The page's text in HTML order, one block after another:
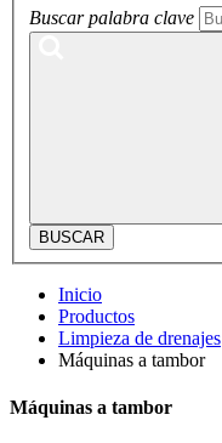
Buscar palabra clave
BUSCAR
Inicio
Productos
Limpieza de drenajes
Máquinas a tambor
Máquinas a tambor